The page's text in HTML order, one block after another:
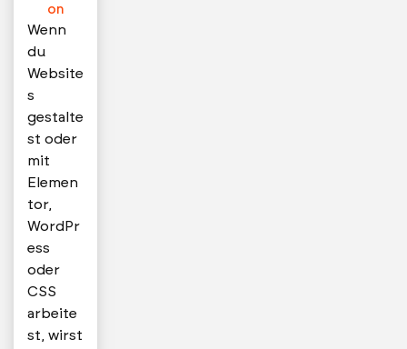
on
Wenn
du
Website
s
gestalte
st oder
mit
Elemen
tor,
WordPr
ess
oder
CSS
arbeite
st, wirst